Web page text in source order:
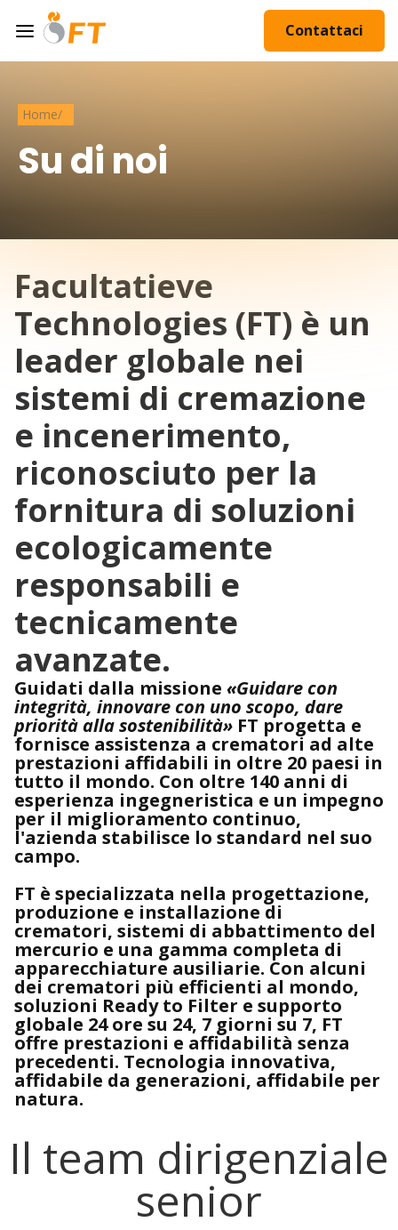
Contattaci
Home/
Su di noi
Facultatieve
Technologies (FT) è un
leader globale nei
sistemi di cremazione
e incenerimento,
riconosciuto per la
fornitura di soluzioni
ecologicamente
responsabili e
tecnicamente
avanzate.
Guidati dalla missione «Guidare con
integrità, innovare con uno scopo, dare
priorità alla sostenibilità» FT progetta e
fornisce assistenza a crematori ad alte
prestazioni affidabili in oltre 20 paesi in
tutto il mondo. Con oltre 140 anni di
esperienza ingegneristica e un impegno
per il miglioramento continuo,
l'azienda stabilisce lo standard nel suo
campo.
FT è specializzata nella progettazione,
produzione e installazione di
crematori, sistemi di abbattimento del
mercurio e una gamma completa di
apparecchiature ausiliarie. Con alcuni
dei crematori più efficienti al mondo,
soluzioni Ready to Filter e supporto
globale 24 ore su 24, 7 giorni su 7, FT
offre prestazioni e affidabilità senza
precedenti. Tecnologia innovativa,
affidabile da generazioni, affidabile per
natura.
Il team dirigenziale
senior